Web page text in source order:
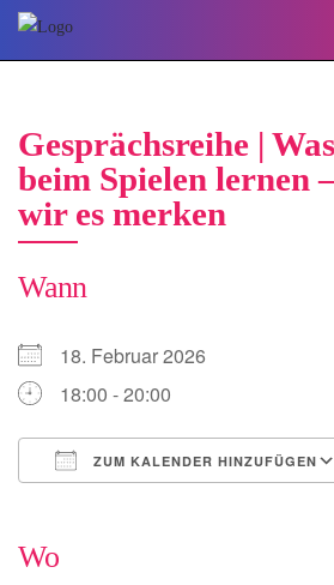
Gesprächsreihe |
beim Spielen lernen
wir es merken
Wann
18. Februar 2026
18:00 - 20:00
ZUM KALENDER HINZUFÜGEN
Wo